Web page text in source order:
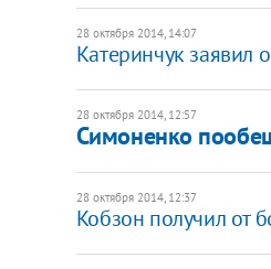
28 октября 2014, 14:07
Катеринчук заявил
28 октября 2014, 12:57
Симоненко
28 октября 2014, 12:37
Кобзон получил от